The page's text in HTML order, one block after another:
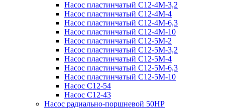
Насос пластинчатый С12-4М-3,2
Насос пластинчатый С12-4М-4
Насос пластинчатый С12-4М-6,3
Насос пластинчатый С12-4М-10
Насос пластинчатый С12-5М-2
Насос пластинчатый С12-5М-3,2
Насос пластинчатый С12-5М-4
Насос пластинчатый С12-5М-6,3
Насос пластинчатый С12-5М-10
Насос С12-54
Насос С12-43
Насос радиально-поршневой 50НР